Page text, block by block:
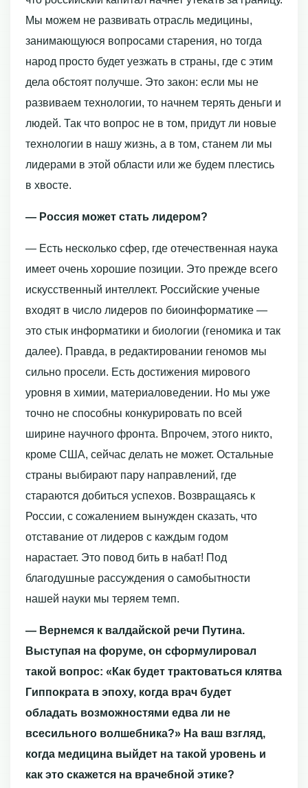
Мы можем не развивать отрасль медицины,
занимающуюся вопросами старения, но тогда
народ просто будет уезжать в страны, где с этим
дела обстоят получше. Это закон: если мы не
развиваем технологии, то начнем терять деньги и
людей. Так что вопрос не в том, придут ли новые
технологии в нашу жизнь, а в том, станем ли мы
лидерами в этой области или же будем плестись
в хвосте.
— Россия может стать лидером?
— Есть несколько сфер, где отечественная наука
имеет очень хорошие позиции. Это прежде всего
искусственный интеллект. Российские ученые
входят в число лидеров по биоинформатике —
это стык информатики и биологии (геномика и так
далее). Правда, в редактировании геномов мы
сильно просели. Есть достижения мирового
уровня в химии, материаловедении. Но мы уже
точно не способны конкурировать по всей
ширине научного фронта. Впрочем, этого никто,
кроме США, сейчас делать не может. Остальные
страны выбирают пару направлений, где
стараются добиться успехов. Возвращаясь к
России, с сожалением вынужден сказать, что
отставание от лидеров с каждым годом
нарастает. Это повод бить в набат! Под
благодушные рассуждения о самобытности
нашей науки мы теряем темп.
— Вернемся к валдайской речи Путина.
Выступая на форуме, он сформулировал
такой вопрос: «Как будет трактоваться клятва
Гиппократа в эпоху, когда врач будет
обладать возможностями едва ли не
всесильного волшебника?» На ваш взгляд,
когда медицина выйдет на такой уровень и
как это скажется на врачебной этике?